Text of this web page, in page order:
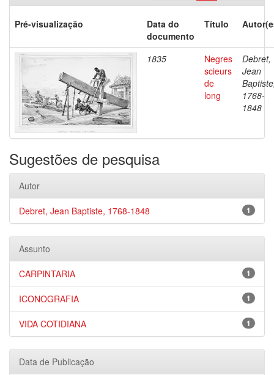
Pré-visualização
Data do
documento
Título
1835
Negres
scieurs
de
long
Debret,
Jean
1768-
1848
Sugestões de pesquisa
Autor
1
Debret, Jean Baptiste, 1768-1848
Assunto
1
CARPINTARIA
1
ICONOGRAFIA
1
VIDA COTIDIANA
Data de Publicação